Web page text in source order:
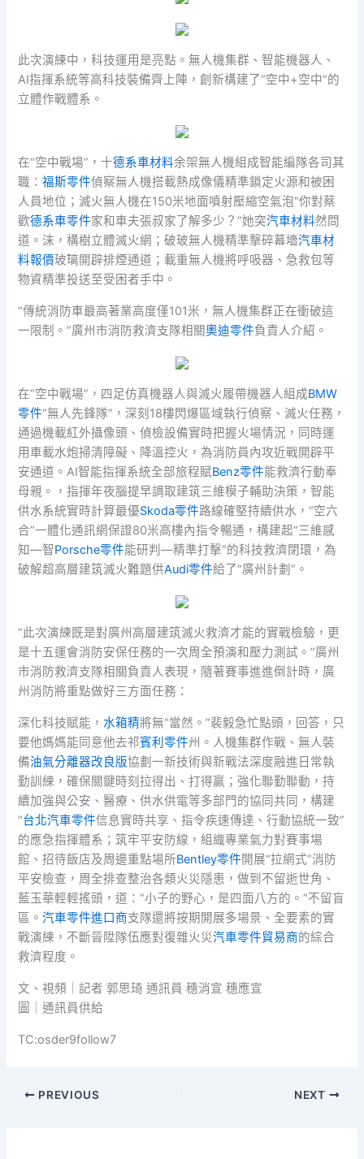
此次演練中，科技運用是亮點。無人機集群、智能機器人、
AI指揮系統等高科技裝備齊上陣，創新構建了“空中+空中”的
立體作戰體系。
在“空中戰場”，十德系車材料余架無人機組成智能編隊各司其
職：福斯零件偵察無人機搭載熱成像儀精準鎖定火源和被困
人員地位；滅火無人機在150米地面噴射壓縮空氣泡“你對蔡
歡德系車零件家和車夫張叔家了解多少？”她突汽車材料然問
道。沫，構樹立體滅火網；破玻無人機精準擊碎幕墻汽車材
料報價玻璃開辟排煙通道；載重無人機將呼吸器、急救包等
物資精準投送至受困者手中。
“傳統消防車最高著業高度僅101米，無人機集群正在衝破這
一限制。”廣州市消防救濟支隊相關奧迪零件負責人介紹。
在“空中戰場”，四足仿真機器人與滅火履帶機器人組成BMW
零件“無人先鋒隊”，深刻18樓閃爆區域執行偵察、滅火任務，
通過機載紅外攝像頭、偵檢設備實時把握火場情況，同時運
用車載水炮掃清障礙、降溫控火，為消防員內攻近戰開辟平
安通道。AI智能指揮系統全部旅程賦Benz零件能救濟行動奉
母親。，指揮年夜腦提早調取建筑三維模子輔助決策，智能
供水系統實時計算最優Skoda零件路線確堅持續供水，“空六
合”一體化通訊網保證80米高樓內指令暢通，構建起“三維感
知—智Porsche零件能研判—精準打擊”的科技救濟閉環，為
破解超高層建筑滅火難題供Audi零件給了“廣州計劃”。
“此次演練既是對廣州高層建筑滅火救濟才能的實戰檢驗，更
是十五運會消防安保任務的一次周全預演和壓力測試。”廣州
市消防救濟支隊相關負責人表現，隨著賽事進進倒計時，廣
州消防將重點做好三方面任務：
深化科技賦能，水箱精將無“當然。”裴毅急忙點頭，回答，只
要他媽媽能同意他去祁賓利零件州。人機集群作戰、無人裝
備油氣分離器改良版協劃一新技術與新戰法深度融進日常執
勤訓練，確保關鍵時刻拉得出、打得贏；強化聯勤聯動，持
續加強與公安、醫療、供水供電等多部門的協同共同，構建
“台北汽車零件信息實時共享、指令疾速傳達、行動協統一致”
的應急指揮體系；筑牢平安防線，組織專業氣力對賽事場
館、招待飯店及周邊重點場所Bentley零件開展“拉網式”消防
平安檢查，周全排查整治各類火災隱患，做到不留逝世角、
藍玉華輕輕搖頭，道：“小子的野心，是四面八方的。”不留盲
區。汽車零件進口商支隊還將按期開展多場景、全要素的實
戰演練，不斷晉陞隊伍應對復雜火災汽車零件貿易商的綜合
救濟程度。
文、視頻｜記者 郭思琦 通訊員 穗消宣 穗應宣
圖｜通訊員供給
TC:osder9follow7
PREVIOUS NEXT